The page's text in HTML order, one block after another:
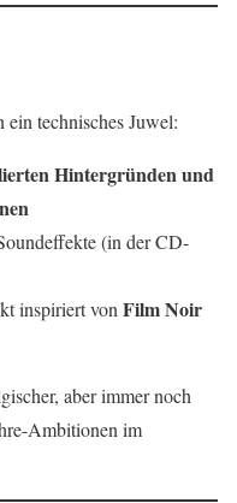
technisches Juwel:
Hintergründen und
(in der CD-
inspiriert vonFilm Noir
aber immer noch
Ambitionen im